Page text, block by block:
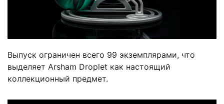
Выпуск ограничен всего 99 экземплярами, что
выделяет Arsham Droplet как настоящий
коллекционный предмет.